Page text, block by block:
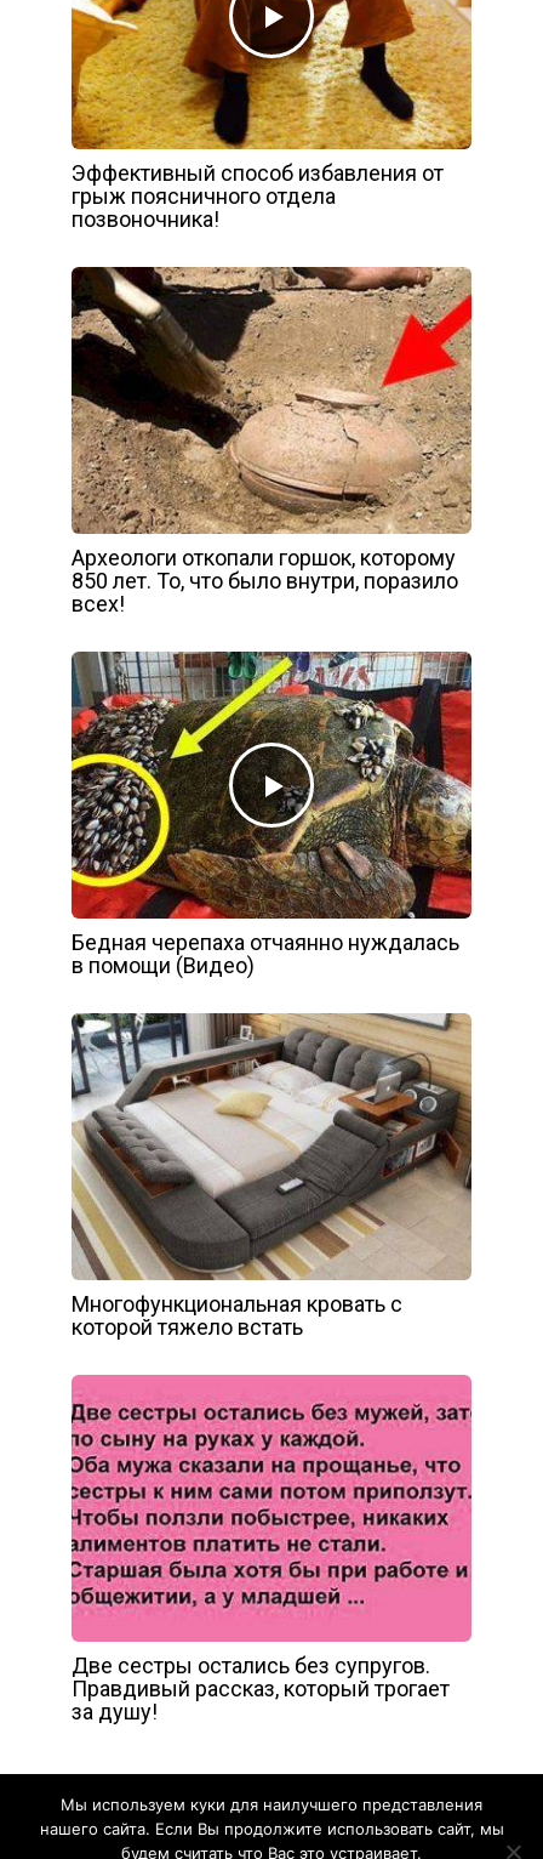
Эффективный способ избавления от
грыж поясничного отдела
позвоночника!
Археологи откопали горшок, которому
850 лет. То, что было внутри, поразило
всех!
Бедная черепаха отчаянно нуждалась
в помощи (Видео)
Многофункциональная кровать с
которой тяжело встать
Две сестры остались без супругов.
Правдивый рассказ, который трогает
за душу!
Мы используем куки для наилучшего представления
нашего сайта. Если Вы продолжите использовать сайт, мы
будем считать что Вас это устраивает.